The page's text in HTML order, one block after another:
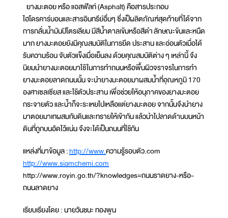
ยางมะตอย หรือ แอสฟัลท์ (Asphalt) คือสารประกอบ
ไฮโดรคาร์บอนและสารอินทรีย์อื่นๆ ซึ่งเป็ผลิตภัณฑ์สุดท้ายที่ได้จาก
การกลั่นน้ำมันปิโตรเลียม มีสีน้ำตาลเข้มหรือสีดำ ลักษณะข้นและหนืด
มาก ยางมะตอยยังมีคุณสมบัติในการยึด ประสาน และอ่อนตัวเมื่อได้
รับความร้อน จับตัวแข็งเมื่อเย็นลง ด้วยคุณสมบัติต่าง ๆ เหล่านี้ จึง
นิยมนำยางมะตอยมาใช้ในการทำถนนหรือพื้นผิวจราจรในการทำ
ยางมะตอยลาดถนนนั้น จะนำยางมะตอยมาผสมน้ำที่อุณหภูมิ 170
องศาเซลเซียส และใช้ตัวประสาน เพื่อช่วยให้อนุภาคของยางมะตอย
กระจายตัว และน้ำก็จะระเหยไปเหลือแต่ยางมะตอย จากนั้นจึงนำยาง
มาตอยมาเทผสมกับดินและทรายให้เข้ากัน แล้วนำไปลาดด้านบนหน้า
ดินที่ถูกบนอัดไว้แน่น จึงจะได้เป็นถนนที่ใช้กัน
แหล่งที่มาข้อมูล :http://www.ความรู้รอบตัว.com
http://www.siamchemi.com
http://www.royin.go.th/?knowledges=ถนนราดยาง-หรือ-
ถนนลาดยาง
เรียบเรียงโดย : นายวันชนะ ทองพูน